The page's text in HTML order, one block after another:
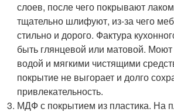
слоев, после чего покрывают
тщательно шлифуют, из-за чего
стильно и дорого. Фактура
быть глянцевой или матовой.
водой и мягкими чистящими
покрытие не выгорает и долго
привлекательность.
МДФ с покрытием из пластика. На